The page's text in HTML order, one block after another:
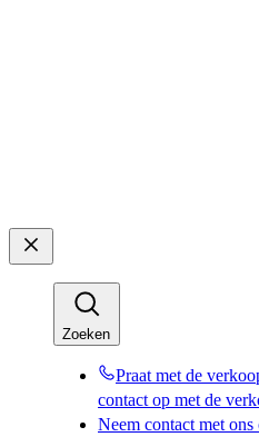
Zoeken​​
Praat met de
contact op met de
Neem contact met ons